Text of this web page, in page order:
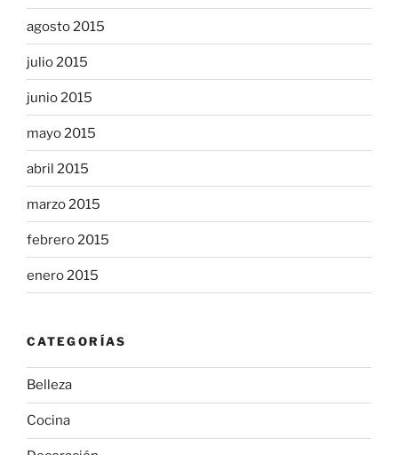
agosto 2015
julio 2015
junio 2015
mayo 2015
abril 2015
marzo 2015
febrero 2015
enero 2015
CATEGORÍAS
Belleza
Cocina